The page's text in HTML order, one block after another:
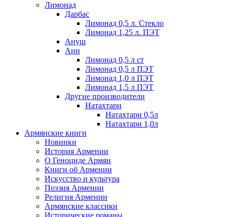
Лимонад
Дарбас
Лимонад 0,5 л. Стекло
Лимонад 1,25 л. ПЭТ
Ануш
Ани
Лимонад 0,5 л ст
Лимонад 0,5 л ПЭТ
Лимонад 1,0 л ПЭТ
Лимонад 1,5 л ПЭТ
Другие производители
Натахтари
Натахтари 0,5л
Натахтари 1,0л
Армянские книги
Новинки
История Армении
О Геноциде Армян
Книги об Армении
Иcкусство и культура
Поэзия Армении
Религия Армении
Армянские классики
Исторические романы